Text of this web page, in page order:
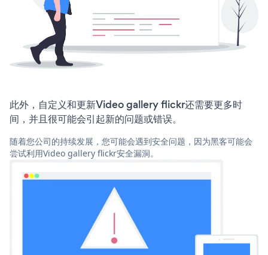
此外，自定义和更新Video gallery flickr还需要更多时
间，并且很可能会引起新的问题或错误。
随着您公司的持续发展，您可能会遇到安全问题，因为黑客可能会
尝试利用Video gallery flickr安全漏洞。